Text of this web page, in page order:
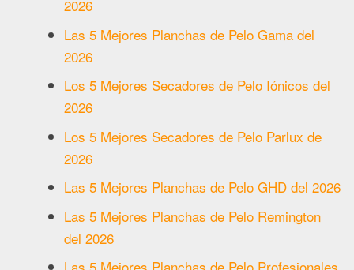
2026
Las 5 Mejores Planchas de Pelo Gama del
2026
Los 5 Mejores Secadores de Pelo Iónicos del
2026
Los 5 Mejores Secadores de Pelo Parlux de
2026
Las 5 Mejores Planchas de Pelo GHD del 2026
Las 5 Mejores Planchas de Pelo Remington
del 2026